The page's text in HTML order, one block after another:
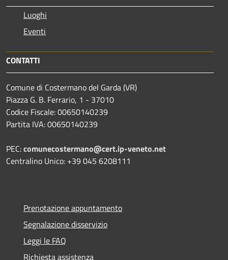
Luoghi
Eventi
CONTATTI
Comune di Costermano del Garda (VR)
Piazza G. B. Ferrario, 1 - 37010
Codice Fiscale: 00650140239
Partita IVA: 00650140239
PEC:comunecostermano@cert.ip-veneto.net
Centralino Unico: +39 045 6208111
Prenotazione appuntamento
Segnalazione disservizio
Leggi le FAQ
Richiesta assistenza